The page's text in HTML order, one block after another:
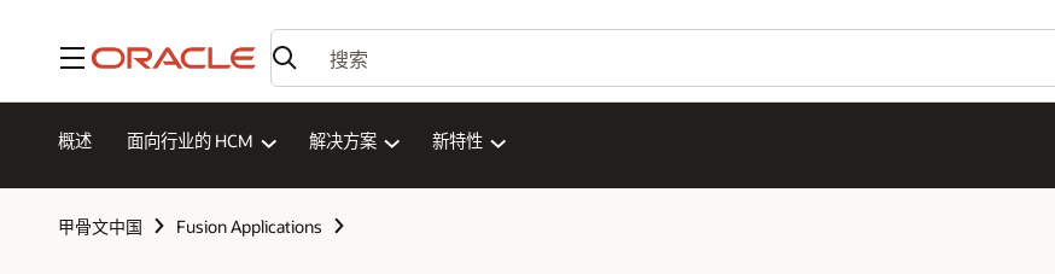
菜单
概述 面向行业的 HCM 解决方案 新特性
甲骨文中国 Fusion Applications